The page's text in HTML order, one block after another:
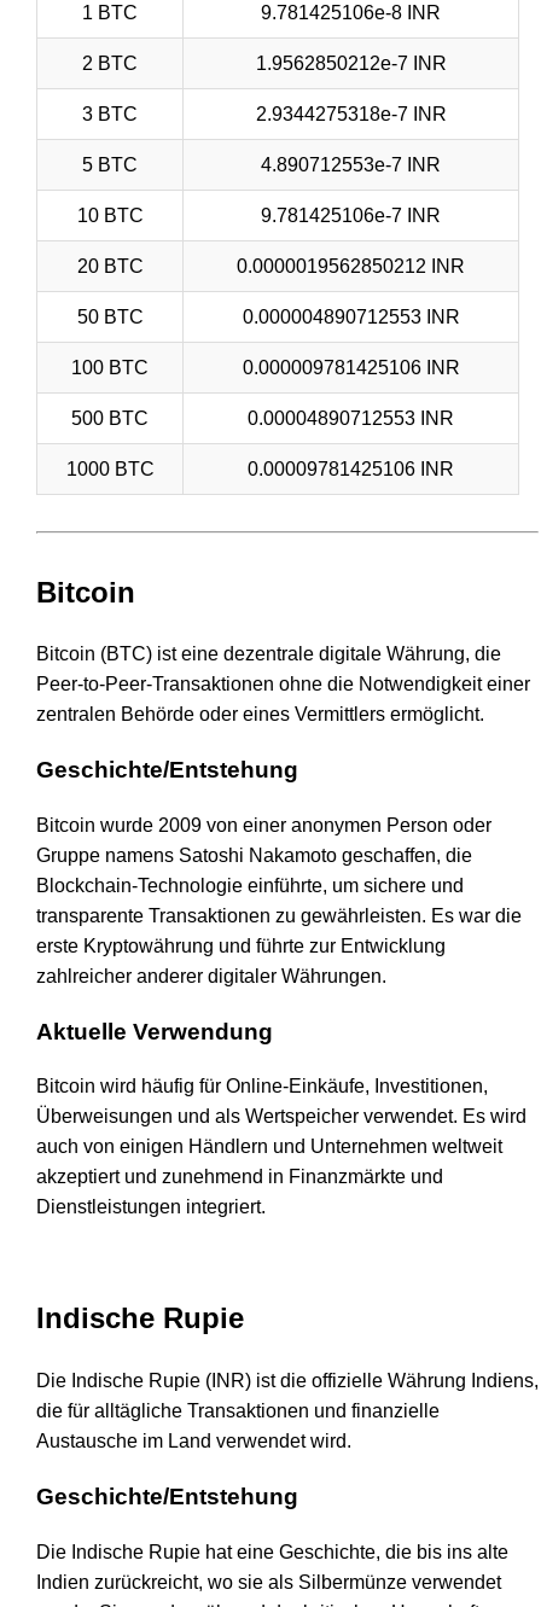
1 BTC 9.781425106e-8 INR
2 BTC 1.9562850212e-7 INR
3 BTC 2.9344275318e-7 INR
5 BTC 4.890712553e-7 INR
10 BTC 9.781425106e-7 INR
20 BTC 0.0000019562850212 INR
50 BTC 0.000004890712553 INR
100 BTC 0.000009781425106 INR
500 BTC 0.00004890712553 INR
1000 BTC 0.00009781425106 INR
Bitcoin
Bitcoin (BTC) ist eine dezentrale digitale Währung, die
Peer-to-Peer-Transaktionen ohne die Notwendigkeit einer
zentralen Behörde oder eines Vermittlers ermöglicht.
Geschichte/Entstehung
Bitcoin wurde 2009 von einer anonymen Person oder
Gruppe namens Satoshi Nakamoto geschaffen, die
Blockchain-Technologie einführte, um sichere und
transparente Transaktionen zu gewährleisten. Es war die
erste Kryptowährung und führte zur Entwicklung
zahlreicher anderer digitaler Währungen.
Aktuelle Verwendung
Bitcoin wird häufig für Online-Einkäufe, Investitionen,
Überweisungen und als Wertspeicher verwendet. Es wird
auch von einigen Händlern und Unternehmen weltweit
akzeptiert und zunehmend in Finanzmärkte und
Dienstleistungen integriert.
Indische Rupie
Die Indische Rupie (INR) ist die offizielle Währung Indiens,
die für alltägliche Transaktionen und finanzielle
Austausche im Land verwendet wird.
Geschichte/Entstehung
Die Indische Rupie hat eine Geschichte, die bis ins alte
Indien zurückreicht, wo sie als Silbermünze verwendet